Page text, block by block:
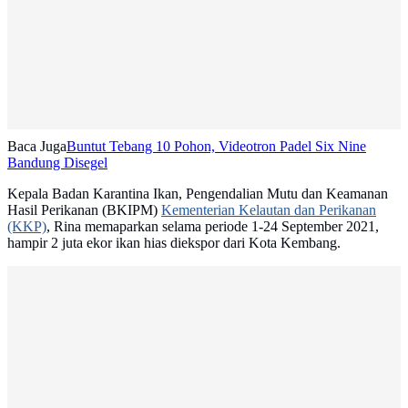
Baca JugaBuntut Tebang 10 Pohon, Videotron Padel Six Nine
Bandung Disegel
Kepala Badan Karantina Ikan, Pengendalian Mutu dan Keamanan
Hasil Perikanan (BKIPM) Kementerian Kelautan dan Perikanan
(KKP), Rina memaparkan selama periode 1-24 September 2021,
hampir 2 juta ekor ikan hias diekspor dari Kota Kembang.